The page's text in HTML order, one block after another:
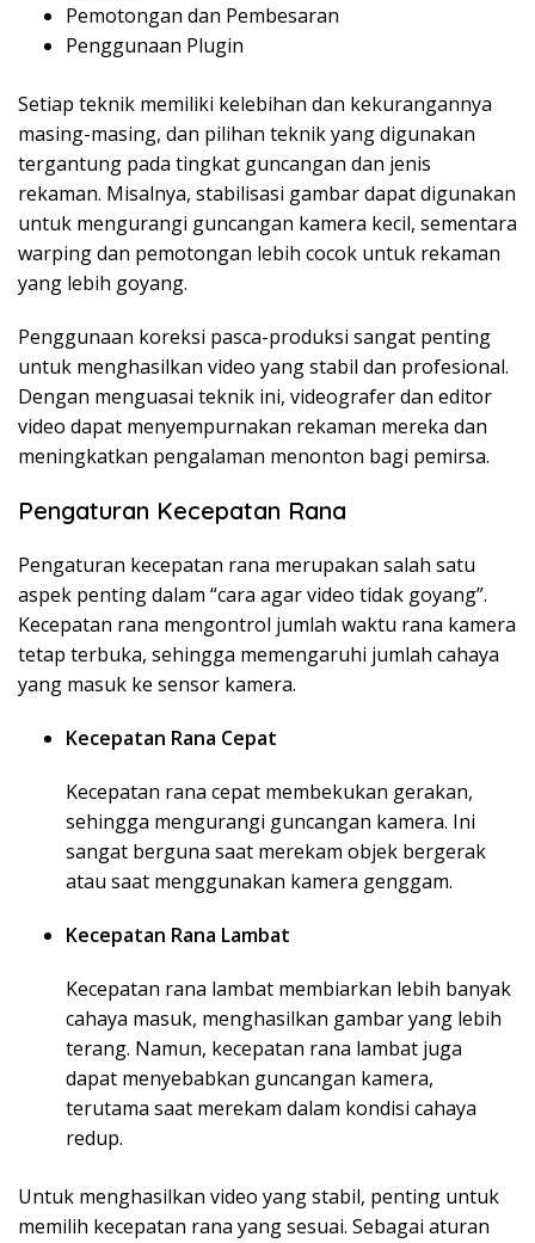
Pemotongan dan Pembesaran
Penggunaan Plugin
Setiap teknik memiliki kelebihan dan kekurangannya
masing-masing, dan pilihan teknik yang digunakan
tergantung pada tingkat guncangan dan jenis
rekaman. Misalnya, stabilisasi gambar dapat digunakan
untuk mengurangi guncangan kamera kecil, sementara
warping dan pemotongan lebih cocok untuk rekaman
yang lebih goyang.
Penggunaan koreksi pasca-produksi sangat penting
untuk menghasilkan video yang stabil dan profesional.
Dengan menguasai teknik ini, videografer dan editor
video dapat menyempurnakan rekaman mereka dan
meningkatkan pengalaman menonton bagi pemirsa.
Pengaturan Kecepatan Rana
Pengaturan kecepatan rana merupakan salah satu
aspek penting dalam “cara agar video tidak goyang”.
Kecepatan rana mengontrol jumlah waktu rana kamera
tetap terbuka, sehingga memengaruhi jumlah cahaya
yang masuk ke sensor kamera.
Kecepatan Rana Cepat
Kecepatan rana cepat membekukan gerakan,
sehingga mengurangi guncangan kamera. Ini
sangat berguna saat merekam objek bergerak
atau saat menggunakan kamera genggam.
Kecepatan Rana Lambat
Kecepatan rana lambat membiarkan lebih banyak
cahaya masuk, menghasilkan gambar yang lebih
terang. Namun, kecepatan rana lambat juga
dapat menyebabkan guncangan kamera,
terutama saat merekam dalam kondisi cahaya
redup.
Untuk menghasilkan video yang stabil, penting untuk
memilih kecepatan rana yang sesuai. Sebagai aturan